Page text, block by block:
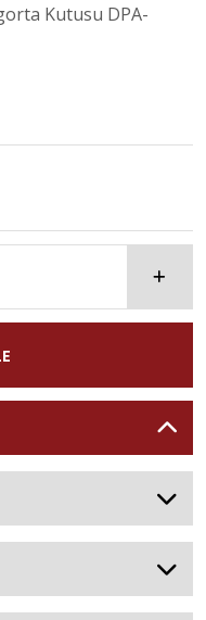
Kutusu DPA-